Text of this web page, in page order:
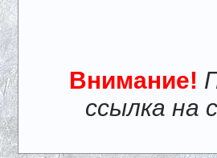
Внимание!
ссылка на